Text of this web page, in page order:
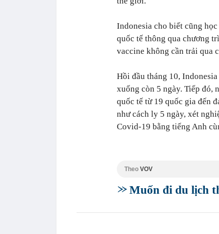
Indonesia cho biết cũng
quốc tế thông qua chương
vaccine không cần trải qua
Hồi đầu tháng 10,
xuống còn 5 ngày. Tiếp đó,
quốc tế từ 19 quốc gia đến
như cách ly 5 ngày, xét
Covid-19 bằng tiếng Anh
Theo VOV
Muốn đi du lịch